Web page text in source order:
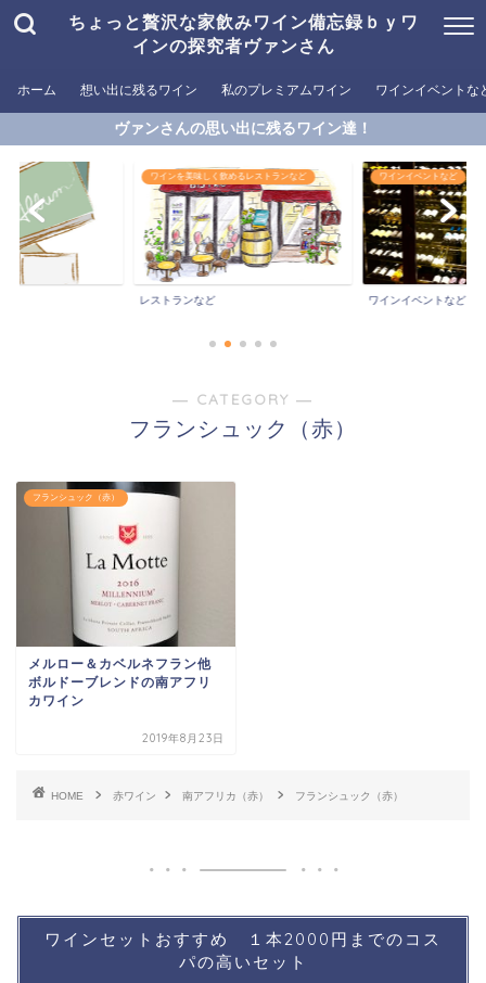
ちょっと贅沢な家飲みワイン備忘録ｂｙワ
インの探究者ヴァンさん
ホーム 想い出に残るワイン 私のプレミアムワイン ワインイベントな
ヴァンさんの思い出に残るワイン達！
ワインを美味しく飲めるレストランなど
レストランなど
ワインイベントなど
ワインイベントなど
― CATEGORY ―
フランシュック（赤）
フランシュック（赤）
メルロー＆カベルネフラン他
ボルドーブレンドの南アフリ
カワイン
2019年8月23日
HOME 赤ワイン 南アフリカ（赤） フランシュック（赤）
ワインセットおすすめ １本2000円までのコス
パの高いセット